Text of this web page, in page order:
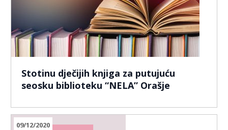
Stotinu dječijih knjiga za putujuću
seosku biblioteku “NELA” Orašje
09/12/2020